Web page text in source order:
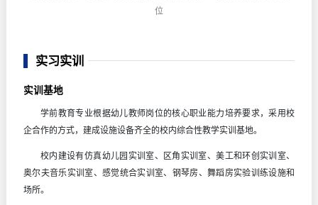
位
实习实训
实训基地
学前教育专业根据幼儿教师岗位的核心职业能力培养要求，采用校
企合作的方式，建成设施设备齐全的校内综合性教学实训基地。
校内建设有仿真幼儿园实训室、区角实训室、美工和环创实训室、
奥尔夫音乐实训室、感觉统合实训室、钢琴房、舞蹈房实验训练设施和
场所。